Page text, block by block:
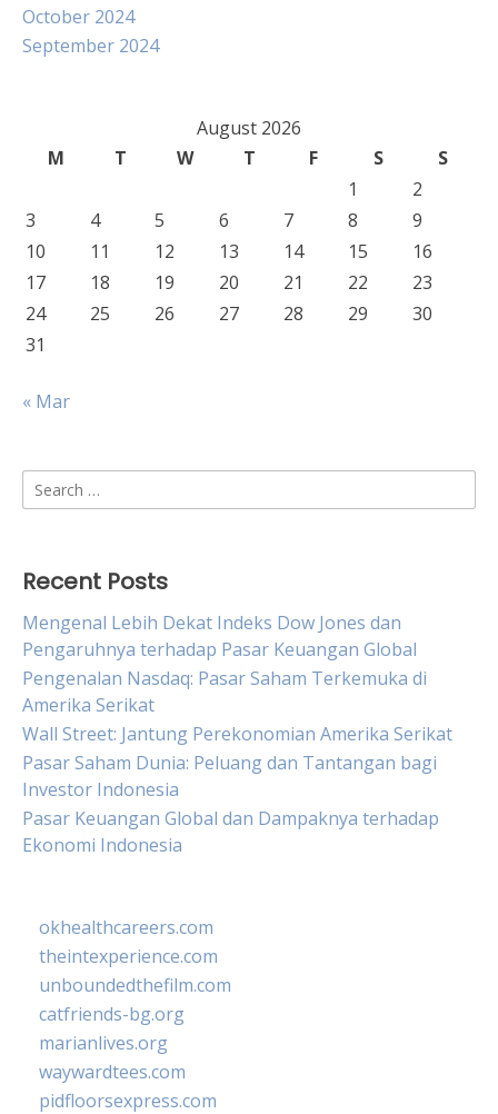
October 2024
September 2024
August 2026
M
T W T F S
S
1
2
3
4 5 6 7 8
9
10
11 12 13 14 15
16
17
18 19 20 21 22
23
24
25 26 27 28 29
30
31
« Mar
Search
for:
Recent Posts
Mengenal Lebih Dekat Indeks Dow Jones dan
Pengaruhnya terhadap Pasar Keuangan Global
Pengenalan Nasdaq: Pasar Saham Terkemuka di
Amerika Serikat
Wall Street: Jantung Perekonomian Amerika Serikat
Pasar Saham Dunia: Peluang dan Tantangan bagi
Investor Indonesia
Pasar Keuangan Global dan Dampaknya terhadap
Ekonomi Indonesia
okhealthcareers.com
theintexperience.com
unboundedthefilm.com
catfriends-bg.org
marianlives.org
waywardtees.com
pidfloorsexpress.com